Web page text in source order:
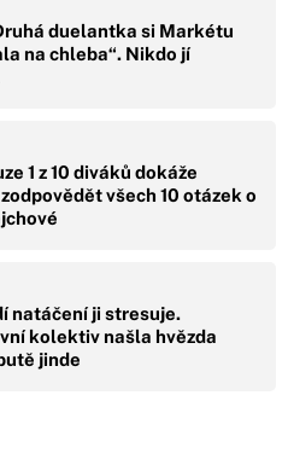
duelantka si Markétu
na chleba“. Nikdo jí
1 z 10 diváků dokáže
všech 10 otázek o
natáčení ji stresuje.
kolektiv našla hvězda
jinde